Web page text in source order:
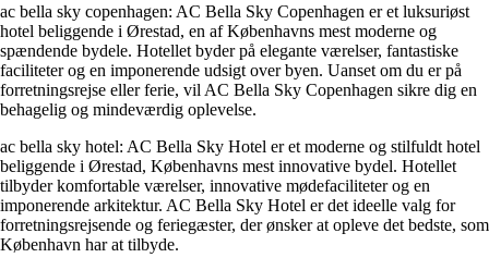
ac bella sky copenhagen: AC Bella Sky Copenhagen er et luksuriøst
hotel beliggende i Ørestad, en af Københavns mest moderne og
spændende bydele. Hotellet byder på elegante værelser, fantastiske
faciliteter og en imponerende udsigt over byen. Uanset om du er på
forretningsrejse eller ferie, vil AC Bella Sky Copenhagen sikre dig en
behagelig og mindeværdig oplevelse.
ac bella sky hotel: AC Bella Sky Hotel er et moderne og stilfuldt hotel
beliggende i Ørestad, Københavns mest innovative bydel. Hotellet
tilbyder komfortable værelser, innovative mødefaciliteter og en
imponerende arkitektur. AC Bella Sky Hotel er det ideelle valg for
forretningsrejsende og feriegæster, der ønsker at opleve det bedste, som
København har at tilbyde.